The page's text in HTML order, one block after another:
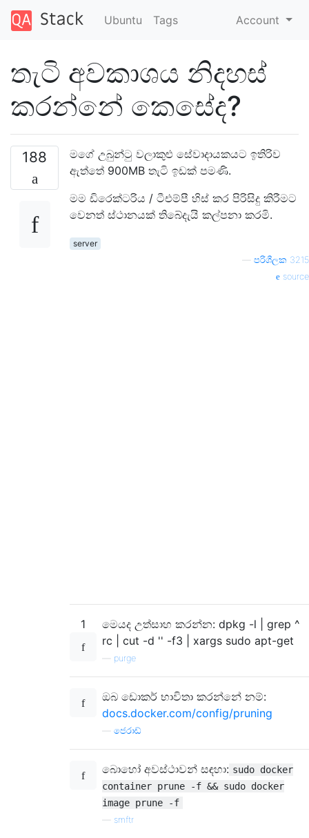
Ubuntu Tags Account
තැටි අවකාශය නිදහස්
කරන්නේ කෙසේද?
188
මගේ උබුන්ටු වලාකුළු සේවාදායකයට ඉතිරිව
ඇත්තේ 900MB තැටි ඉඩක් පමණි.
මම ඩිරෙක්ටරිය / ටීඑම්පී හිස් කර පිරිසිදු කිරීමට
වෙනත් ස්ථානයක් තිබේදැයි කල්පනා කරමි.
server
පරිශීලක 3215
source
1
මෙයද උත්සාහ කරන්න: dpkg -l | grep ^
rc | cut -d '' -f3 | xargs sudo apt-get
purge
ඔබ ඩොකර් භාවිතා කරන්නේ නම්:
docs.docker.com/config/pruning
ජෙරාඩ්
බොහෝ අවස්ථාවන් සඳහා: sudo docker
container prune -f && sudo docker
image prune -f
smftr